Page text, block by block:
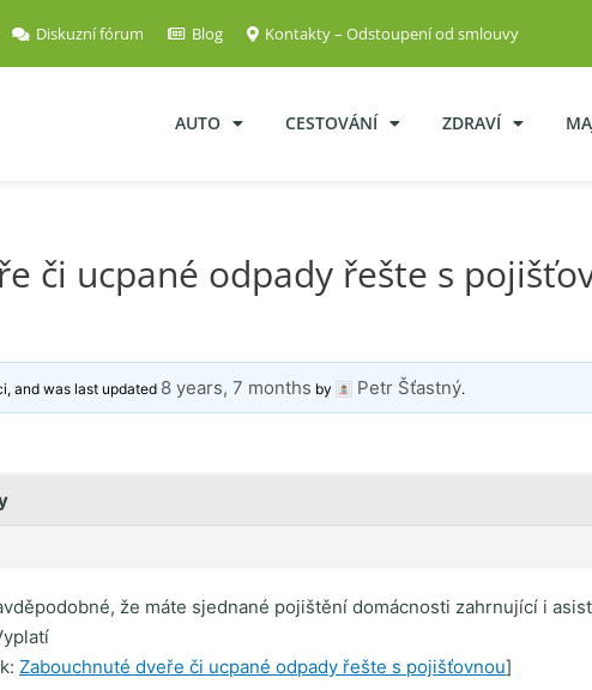
Diskuzní fórum Blog Kontakty – Odstoupení od smlouvy
AUTO CESTOVÁNÍ ZDRAVÍ
či ucpané odpady řešte s
and was last updated 8 years, 7 months by Petr Šťastný.
že máte sjednané pojištění domácnosti zahrnující i
Zabouchnuté dveře či ucpané odpady řešte s pojišťovnou]